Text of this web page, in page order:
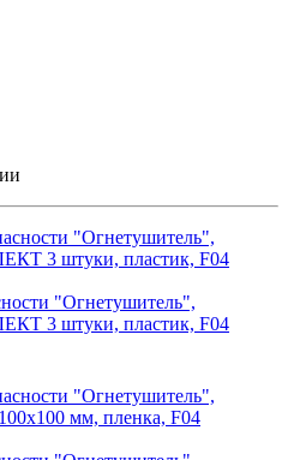
"Огнетушитель",
3 штуки, пластик, F04